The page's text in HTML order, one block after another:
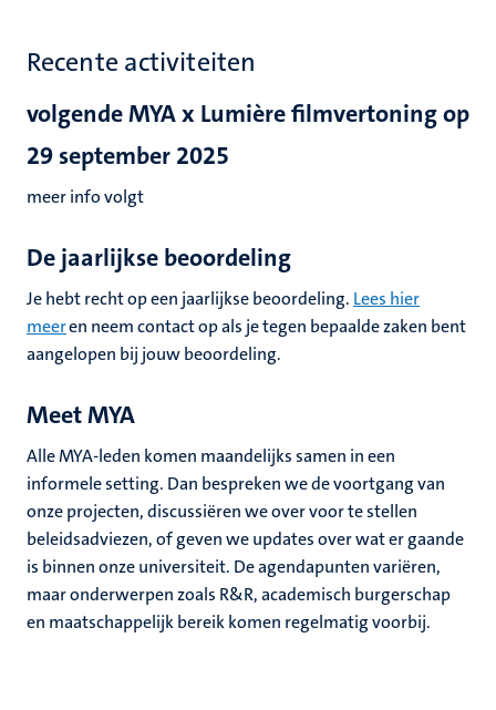
Recente activiteiten
volgende MYA x Lumière filmvertoning op
29 september 2025
meer info volgt
De jaarlijkse beoordeling
Je hebt recht op een jaarlijkse beoordeling. Lees hier
meeren neem contact op als je tegen bepaalde zaken bent
aangelopen bij jouw beoordeling.
Meet MYA
Alle MYA-leden komen maandelijks samen in een
informele setting. Dan bespreken we de voortgang van
onze projecten, discussiëren we over voor te stellen
beleidsadviezen, of geven we updates over wat er gaande
is binnen onze universiteit. De agendapunten variëren,
maar onderwerpen zoals R&R, academisch burgerschap
en maatschappelijk bereik komen regelmatig voorbij.